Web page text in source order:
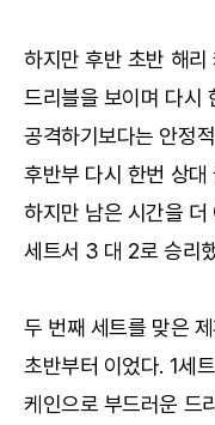
하지만 후반 초반 해
드리블을 보이며 다시
공격하기보다는 안정
후반부 다시 한번 상
하지만 남은 시간을
세트서 3 대 2로 승리
두 번째 세트를 맞은
초반부터 이었다. 1세
케인으로 부드러운 드